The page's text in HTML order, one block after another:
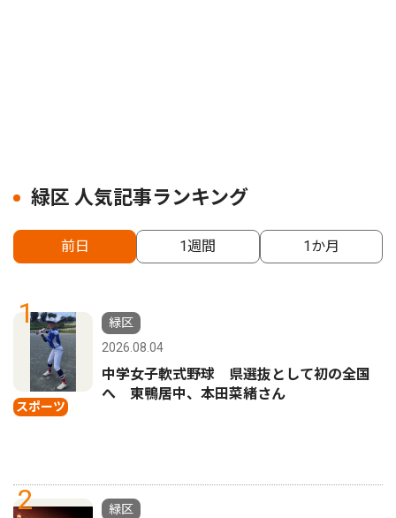
緑区 人気記事ランキング
前日 1週間 1か月
1
スポーツ
緑区
2026.08.04
中学女子軟式野球 県選抜として初の全国
へ 東鴨居中、本田菜緒さん
2
緑区